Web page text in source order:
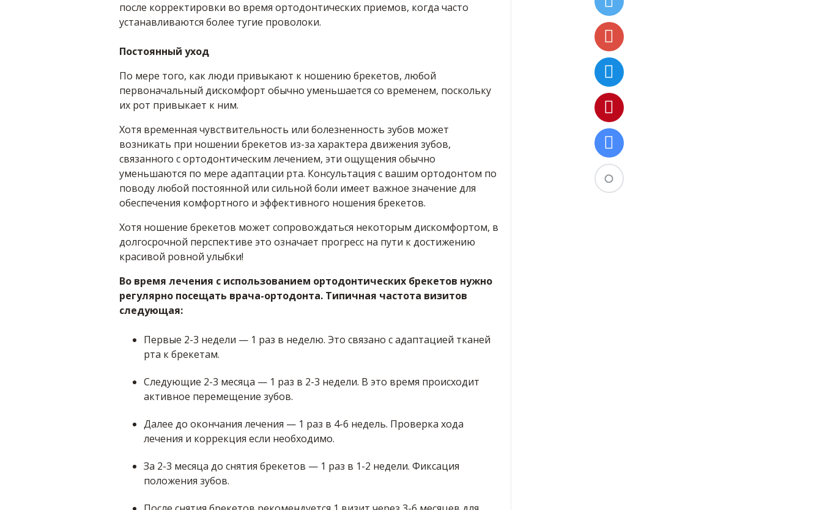
после корректировки во время ортодонтических приемов, когда часто
устанавливаются более тугие проволоки.
Постоянный уход
По мере того, как люди привыкают к ношению брекетов, любой
первоначальный дискомфорт обычно уменьшается со временем, поскольку
их рот привыкает к ним.
Хотя временная чувствительность или болезненность зубов может
возникать при ношении брекетов из-за характера движения зубов,
связанного с ортодонтическим лечением, эти ощущения обычно
уменьшаются по мере адаптации рта. Консультация с вашим ортодонтом по
поводу любой постоянной или сильной боли имеет важное значение для
обеспечения комфортного и эффективного ношения брекетов.
Хотя ношение брекетов может сопровождаться некоторым дискомфортом, в
долгосрочной перспективе это означает прогресс на пути к достижению
красивой ровной улыбки!
Во время лечения с использованием ортодонтических брекетов нужно
регулярно посещать врача-ортодонта. Типичная частота визитов
следующая:
Первые 2-3 недели — 1 раз в неделю. Это связано с адаптацией тканей
рта к брекетам.
Следующие 2-3 месяца — 1 раз в 2-3 недели. В это время происходит
активное перемещение зубов.
Далее до окончания лечения — 1 раз в 4-6 недель. Проверка хода
лечения и коррекция если необходимо.
За 2-3 месяца до снятия брекетов — 1 раз в 1-2 недели. Фиксация
положения зубов.